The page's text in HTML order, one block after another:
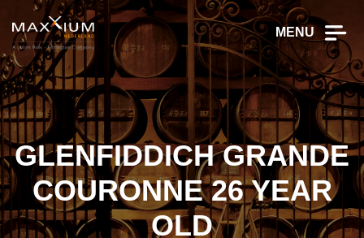
MENU
GLENFIDDICH GRANDE
COURONNE 26 YEAR
OLD